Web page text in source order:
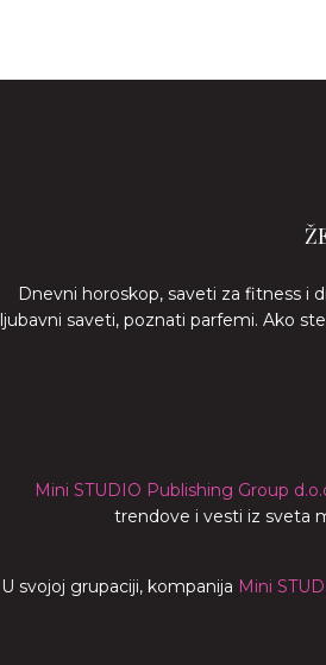
Dnevni horoskop, saveti za fitness i
ljubavni saveti, poznati parfemi. Ako
Mini STUDIO Publishing Group
trendove i vesti iz sveta
U svojoj grupaciji, kompanija Mini